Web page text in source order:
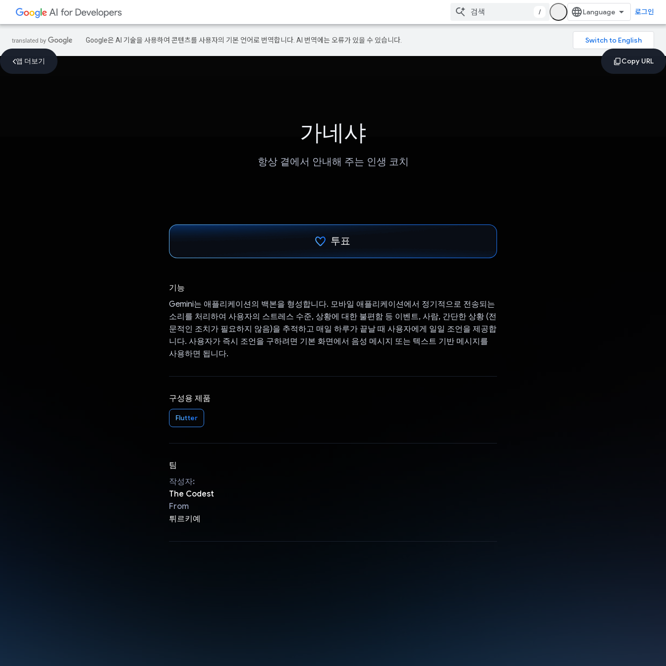
/ 로그인
Google은 AI 기술을 사용하여 콘텐츠를 사용자의 기본 언어로 번역합니다. AI 번역에는 오류가 있을 수 있습니다.
앱 더보기
가네샤
항상 곁에서 안내해 주는 인생 코치
투표
기능
Gemini는 애플리케이션의 백본을 형성합니다. 모바일 애플리케이션에서 정기적으로 전송되는
소리를 처리하여 사용자의 스트레스 수준, 상황에 대한 불편함 등 이벤트, 사람, 간단한 상황 (전
문적인 조치가 필요하지 않음)을 추적하고 매일 하루가 끝날 때 사용자에게 일일 조언을 제공합
니다. 사용자가 즉시 조언을 구하려면 기본 화면에서 음성 메시지 또는 텍스트 기반 메시지를
사용하면 됩니다.
구성용 제품
Flutter
팀
작성자:
The Codest
From
튀르키예